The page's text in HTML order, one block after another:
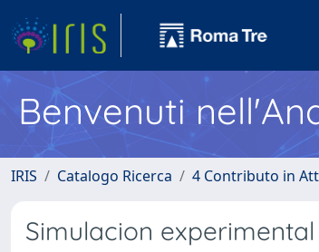
Benvenuti
IRIS Catalogo Ricerca 4 Contributo in
Simulacion